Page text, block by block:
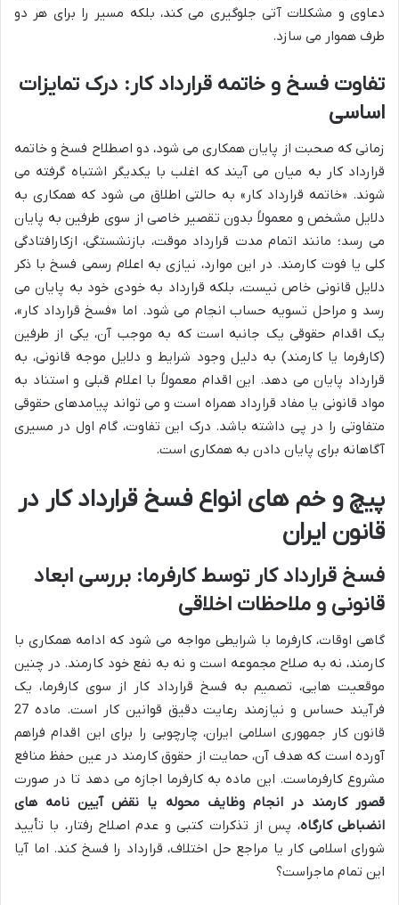
دعاوی و مشکلات آتی جلوگیری می کند، بلکه مسیر را برای هر دو
طرف هموار می سازد.
تفاوت فسخ و خاتمه قرارداد کار: درک تمایزات
اساسی
زمانی که صحبت از پایان همکاری می شود، دو اصطلاح فسخ و خاتمه
قرارداد کار به میان می آیند که اغلب با یکدیگر اشتباه گرفته می
شوند. «خاتمه قرارداد کار» به حالتی اطلاق می شود که همکاری به
دلایل مشخص و معمولاً بدون تقصیر خاصی از سوی طرفین به پایان
می رسد؛ مانند اتمام مدت قرارداد موقت، بازنشستگی، ازکارافتادگی
کلی یا فوت کارمند. در این موارد، نیازی به اعلام رسمی فسخ با ذکر
دلایل قانونی خاص نیست، بلکه قرارداد به خودی خود به پایان می
رسد و مراحل تسویه حساب انجام می شود. اما «فسخ قرارداد کار»،
یک اقدام حقوقی یک جانبه است که به موجب آن، یکی از طرفین
(کارفرما یا کارمند) به دلیل وجود شرایط و دلایل موجه قانونی، به
قرارداد پایان می دهد. این اقدام معمولاً با اعلام قبلی و استناد به
مواد قانونی یا مفاد قرارداد همراه است و می تواند پیامدهای حقوقی
متفاوتی را در پی داشته باشد. درک این تفاوت، گام اول در مسیری
آگاهانه برای پایان دادن به همکاری است.
پیچ و خم های انواع فسخ قرارداد کار در
قانون ایران
فسخ قرارداد کار توسط کارفرما: بررسی ابعاد
قانونی و ملاحظات اخلاقی
گاهی اوقات، کارفرما با شرایطی مواجه می شود که ادامه همکاری با
کارمند، نه به صلاح مجموعه است و نه به نفع خود کارمند. در چنین
موقعیت هایی، تصمیم به فسخ قرارداد کار از سوی کارفرما، یک
فرآیند حساس و نیازمند رعایت دقیق قوانین کار است. ماده 27
قانون کار جمهوری اسلامی ایران، چارچوبی را برای این اقدام فراهم
آورده است که هدف آن، حمایت از حقوق کارمند در عین حفظ منافع
مشروع کارفرماست. این ماده به کارفرما اجازه می دهد تا در صورت
قصور کارمند در انجام وظایف محوله یا نقض آیین نامه های
انضباطی کارگاه، پس از تذکرات کتبی و عدم اصلاح رفتار، با تأیید
شورای اسلامی کار یا مراجع حل اختلاف، قرارداد را فسخ کند. اما آیا
این تمام ماجراست؟